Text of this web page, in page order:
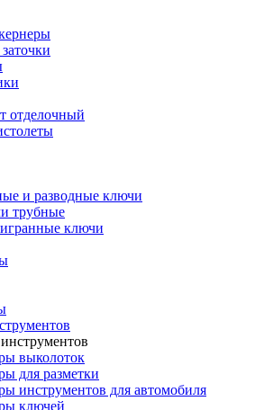
отделочный
и разводные ключи
трубные
ключи
выколоток
для разметки
инструментов для автомобиля
ключей